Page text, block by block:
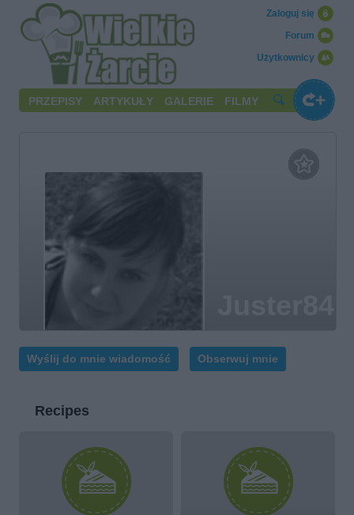
Użytkownicy
Forum
Zaloguj się
PRZEPISY ARTYKUŁY GALERIE FILMY
Wyślij do mnie wiadomość Obserwuj mnie
Recipes